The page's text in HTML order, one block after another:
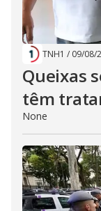
TNH1 / 09/08/
Queixas
têm
None